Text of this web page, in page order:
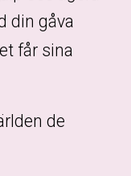
din gåva
får sina
de